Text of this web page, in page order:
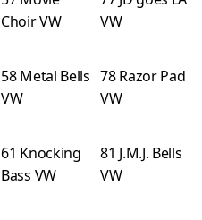
Choir VW
VW
58 Metal Bells
VW
78 Razor Pad
VW
61 Knocking
Bass VW
81 J.M.J. Bells
VW